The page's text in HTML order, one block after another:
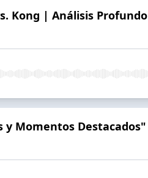
Kong | Análisis Profundo
y Momentos Destacados"